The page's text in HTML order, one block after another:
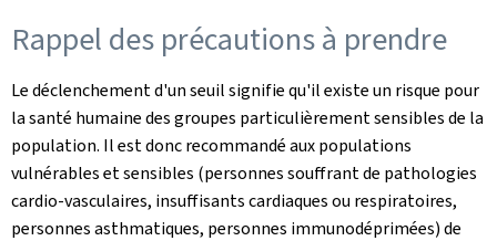
Rappel des précautions à prendre
Le déclenchement d'un seuil signifie qu'il existe un risque pour
la santé humaine des groupes particulièrement sensibles de la
population. Il est donc recommandé aux populations
vulnérables et sensibles (personnes souffrant de pathologies
cardio-vasculaires, insuffisants cardiaques ou respiratoires,
personnes asthmatiques, personnes immunodéprimées) de